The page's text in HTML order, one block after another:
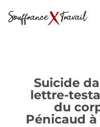
Suicide
lettre-
du
Pénicaud